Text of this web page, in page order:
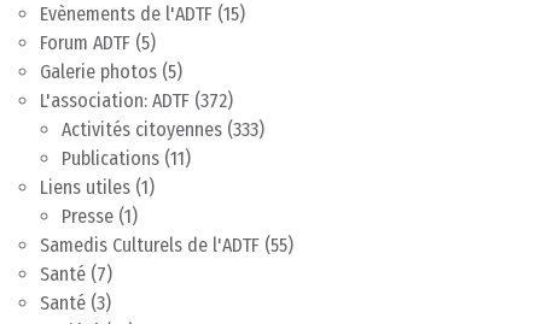
Evènements de l'ADTF (15)
Forum ADTF (5)
Galerie photos (5)
L'association: ADTF (372)
Activités citoyennes (333)
Publications (11)
Liens utiles (1)
Presse (1)
Samedis Culturels de l'ADTF (55)
Santé (7)
Santé (3)